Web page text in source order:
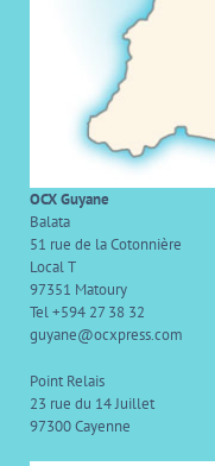
OCX Guyane
Balata
51 rue de la Cotonnière
Local T
97351 Matoury
Tel +594 27 38 32
guyane@ocxpress.com
Point Relais
23 rue du 14 Juillet
97300 Cayenne